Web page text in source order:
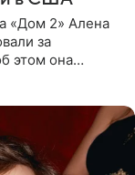
«Дом 2» Алена
за
этом она